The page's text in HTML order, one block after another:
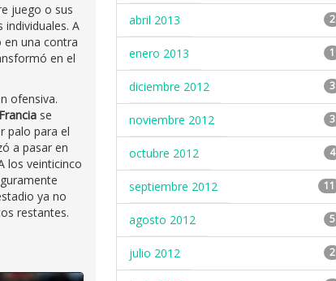
juego o sus
A
una contra
en el
ofensiva.
se
palo para el
a pasar en
los veinticinco
ya no
restantes.
abril 2013 2
enero 2013 1
diciembre 2012 3
noviembre 2012 3
octubre 2012 4
septiembre 2012 11
agosto 2012 5
julio 2012 2